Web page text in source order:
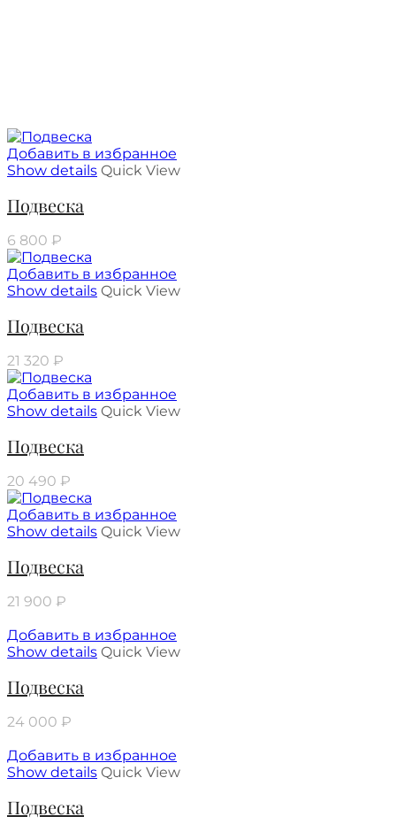
Добавить в избранное
Show details Quick View
Подвеска
6 800 ₽
Добавить в избранное
Show details Quick View
Подвеска
21 320 ₽
Добавить в избранное
Show details Quick View
Подвеска
20 490 ₽
Добавить в избранное
Show details Quick View
Подвеска
21 900 ₽
Добавить в избранное
Show details Quick View
Подвеска
24 000 ₽
Добавить в избранное
Show details Quick View
Подвеска